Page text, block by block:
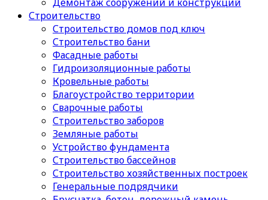
Строительство
Строительство домов под ключ
Строительство бани
Фасадные работы
Гидроизоляционные работы
Кровельные работы
Благоустройство территории
Сварочные работы
Строительство заборов
Земляные работы
Устройство фундамента
Строительство бассейнов
Строительство хозяйственных построек
Генеральные подрядчики